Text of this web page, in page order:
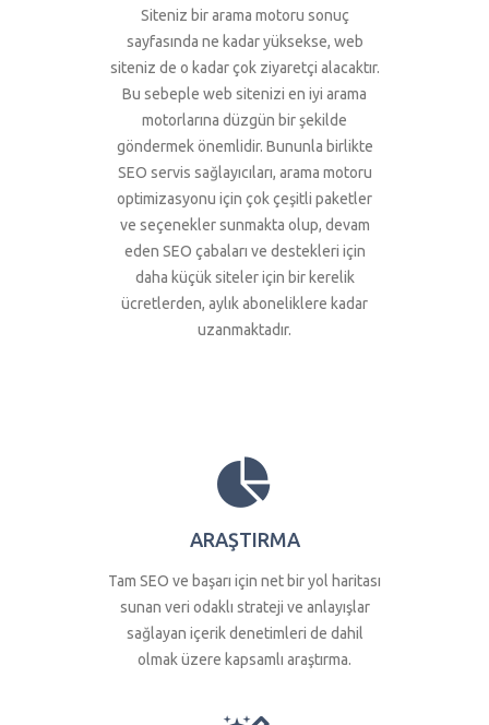
Siteniz bir arama motoru sonuç
sayfasında ne kadar yüksekse, web
siteniz de o kadar çok ziyaretçi alacaktır.
Bu sebeple web sitenizi en iyi arama
motorlarına düzgün bir şekilde
göndermek önemlidir. Bununla birlikte
SEO servis sağlayıcıları, arama motoru
optimizasyonu için çok çeşitli paketler
ve seçenekler sunmakta olup, devam
eden SEO çabaları ve destekleri için
daha küçük siteler için bir kerelik
ücretlerden, aylık aboneliklere kadar
uzanmaktadır.
ARAŞTIRMA
Tam SEO ve başarı için net bir yol haritası
sunan veri odaklı strateji ve anlayışlar
sağlayan içerik denetimleri de dahil
olmak üzere kapsamlı araştırma.